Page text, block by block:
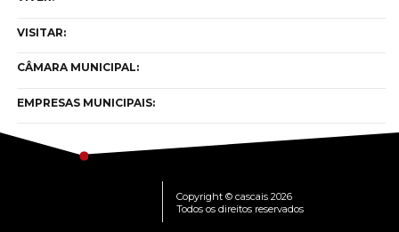
VISITAR:
CÂMARA MUNICIPAL:
EMPRESAS MUNICIPAIS:
Copyright © cascais 2026
Todos os direitos reservados